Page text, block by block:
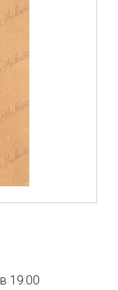
19:00